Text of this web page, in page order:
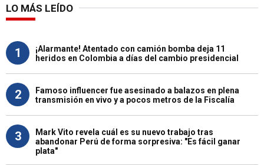
LO MÁS LEÍDO
1
¡Alarmante! Atentado con camión bomba deja 11
heridos en Colombia a días del cambio presidencial
2
Famoso influencer fue asesinado a balazos en plena
transmisión en vivo y a pocos metros de la Fiscalía
3
Mark Vito revela cuál es su nuevo trabajo tras
abandonar Perú de forma sorpresiva: "Es fácil ganar
plata"